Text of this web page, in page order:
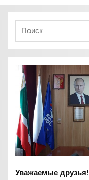
записям
Уважаемые друзья!